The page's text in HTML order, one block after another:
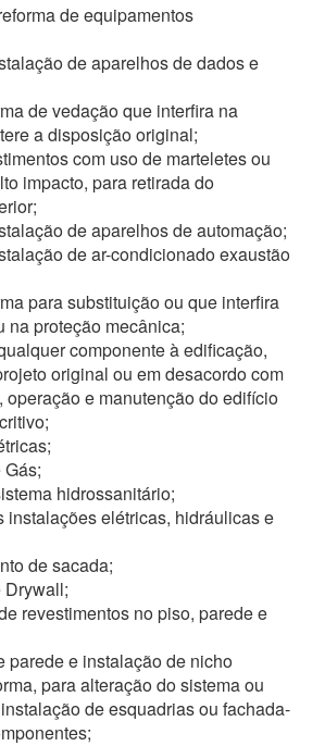
de equipamentos
de aparelhos de dados e
de vedação que interfira na
a disposição original;
com uso de marteletes ou
impacto, para retirada do
de aparelhos de automação;
de ar-condicionado exaustão
para substituição ou que interfira
na proteção mecânica;
componente à edificação,
original ou em desacordo com
operação e manutenção do edifício
hidrossanitário;
instalações elétricas, hidráulicas e
de sacada;
Drywall;
revestimentos no piso, parede e
parede e instalação de nicho
para alteração do sistema ou
de esquadrias ou fachada-